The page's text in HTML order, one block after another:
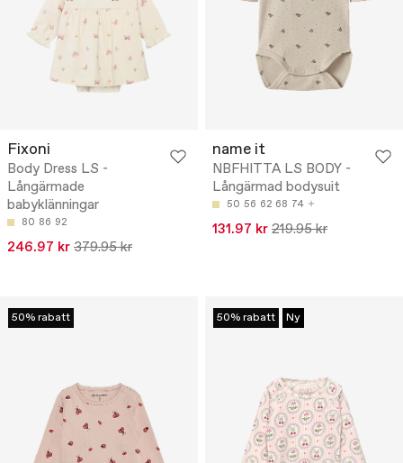
Fixoni
Body Dress LS -
Långärmade
babyklänningar
80 86 92
246.97 kr 379.95 kr
name it
NBFHITTA LS BODY -
Långärmad bodysuit
50 56 62 68 74
131.97 kr 219.95 kr
50% rabatt 50% rabatt Ny